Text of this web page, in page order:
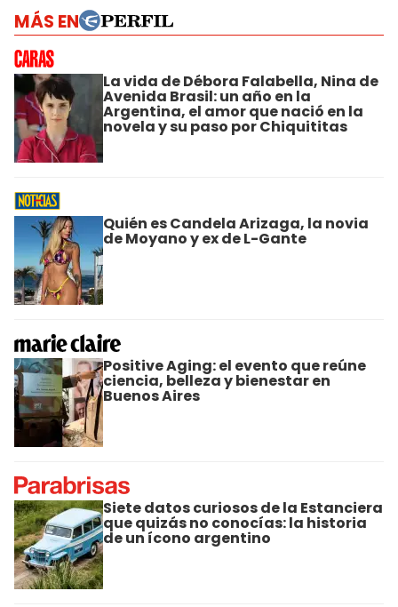
MÁS EN
La vida de Débora Falabella, Nina de
Avenida Brasil: un año en la
Argentina, el amor que nació en la
novela y su paso por Chiquititas
Quién es Candela Arizaga, la novia
de Moyano y ex de L-Gante
Positive Aging: el evento que reúne
ciencia, belleza y bienestar en
Buenos Aires
Siete datos curiosos de la Estanciera
que quizás no conocías: la historia
de un ícono argentino